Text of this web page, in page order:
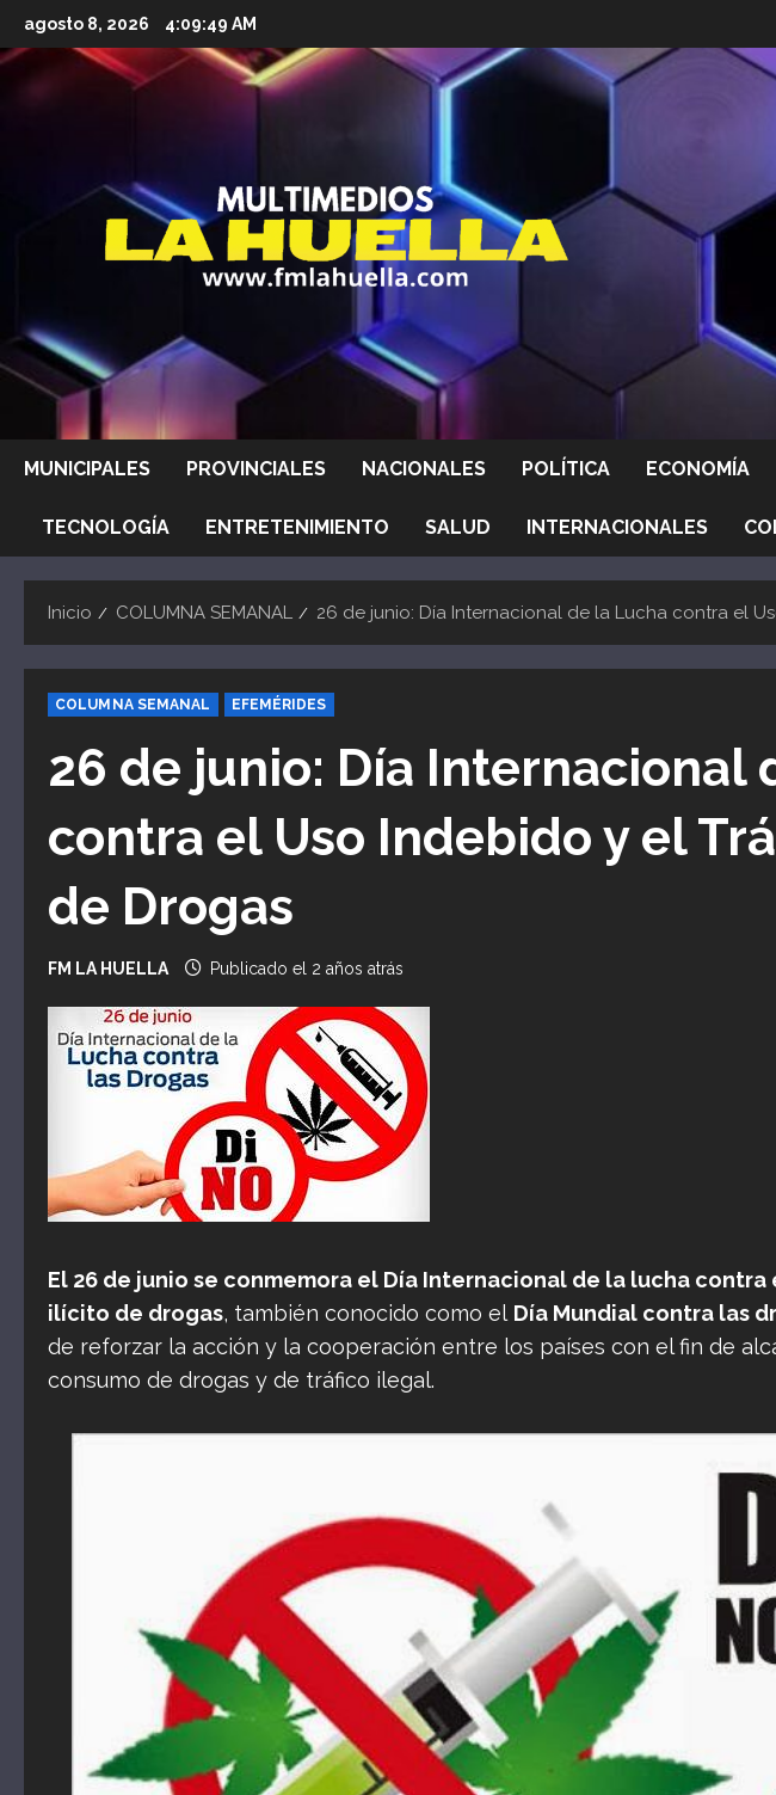
al
agosto 8, 2026 4:09:51 AM
MUNICIPALES PROVINCIALES NACIONALES POLÍTICA ECONOMÍA
TECNOLOGÍA ENTRETENIMIENTO SALUD INTERNACIONALES
Inicio COLUMNA SEMANAL 26 de junio: Día Internacional de la Lucha contra el
COLUMNA SEMANAL EFEMÉRIDES
26 de junio: Día Internacional
contra el Uso Indebido y el
de Drogas
FM LA HUELLA Publicado el 2 años atrás
El 26 de junio se conmemora el Día Internacional de la lucha
ilícito de drogas, también conocido como el Día Mundial contra las
de reforzar la acción y la cooperación entre los países con el fin de
consumo de drogas y de tráfico ilegal.